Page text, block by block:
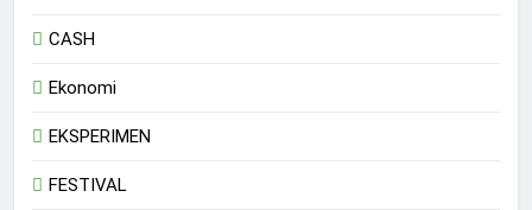
CASH
Ekonomi
EKSPERIMEN
FESTIVAL